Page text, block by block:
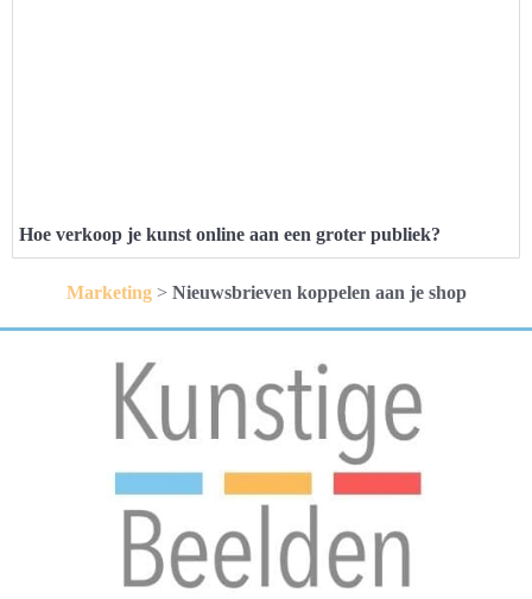
Hoe verkoop je kunst online aan een groter publiek?
Marketing> Nieuwsbrieven koppelen aan je shop